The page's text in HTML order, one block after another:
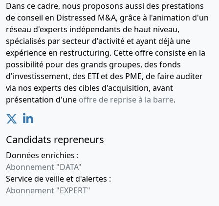
Dans ce cadre, nous proposons aussi des prestations
de conseil en Distressed M&A, grâce à l'animation d'un
réseau d'experts indépendants de haut niveau,
spécialisés par secteur d'activité et ayant déjà une
expérience en restructuring. Cette offre consiste en la
possibilité pour des grands groupes, des fonds
d'investissement, des ETI et des PME, de faire auditer
via nos experts des cibles d'acquisition, avant
présentation d'une offre de reprise à la barre.
Candidats repreneurs
Données enrichies :
Abonnement "DATA"
Service de veille et d'alertes :
Abonnement "EXPERT"